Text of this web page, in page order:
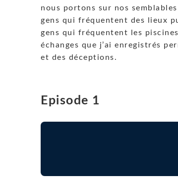
nous portons sur nos
gens qui fréquentent des lieux
gens qui fréquentent les
échanges que j’ai enregistrés
et des déceptions.
Episode 1